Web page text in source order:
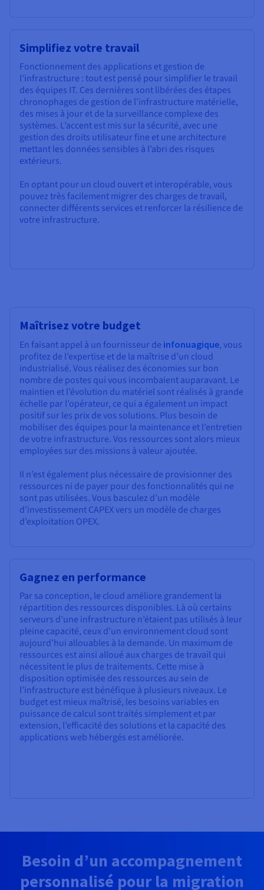
Simplifiez votre travail
Fonctionnement des applications et gestion de
l’infrastructure : tout est pensé pour simplifier le travail
des équipes IT. Ces dernières sont libérées des étapes
chronophages de gestion de l’infrastructure matérielle,
des mises à jour et de la surveillance complexe des
systèmes. L’accent est mis sur la sécurité, avec une
gestion des droits utilisateur fine et une architecture
mettant les données sensibles à l’abri des risques
extérieurs.
En optant pour un cloud ouvert et interopérable, vous
pouvez très facilement migrer des charges de travail,
connecter différents services et renforcer la résilience de
votre infrastructure.
Maîtrisez votre budget
En faisant appel à un fournisseur de infonuagique, vous
profitez de l’expertise et de la maîtrise d’un cloud
industrialisé. Vous réalisez des économies sur bon
nombre de postes qui vous incombaient auparavant. Le
maintien et l’évolution du matériel sont réalisés à grande
échelle par l’opérateur, ce qui a également un impact
positif sur les prix de vos solutions. Plus besoin de
mobiliser des équipes pour la maintenance et l’entretien
de votre infrastructure. Vos ressources sont alors mieux
employées sur des missions à valeur ajoutée.
Il n’est également plus nécessaire de provisionner des
ressources ni de payer pour des fonctionnalités qui ne
sont pas utilisées. Vous basculez d’un modèle
d’investissement CAPEX vers un modèle de charges
d’exploitation OPEX.
Gagnez en performance
Par sa conception, le cloud améliore grandement la
répartition des ressources disponibles. Là où certains
serveurs d’une infrastructure n’étaient pas utilisés à leur
pleine capacité, ceux d’un environnement cloud sont
aujourd’hui allouables à la demande. Un maximum de
ressources est ainsi alloué aux charges de travail qui
nécessitent le plus de traitements. Cette mise à
disposition optimisée des ressources au sein de
l’infrastructure est bénéfique à plusieurs niveaux. Le
budget est mieux maîtrisé, les besoins variables en
puissance de calcul sont traités simplement et par
extension, l’efficacité des solutions et la capacité des
applications web hébergés est améliorée.
Besoin d’un accompagnement
personnalisé pour la migration